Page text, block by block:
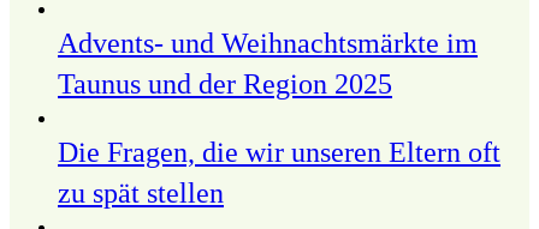
Advents- und Weihnachtsmärkte im
Taunus und der Region 2025
Die Fragen, die wir unseren Eltern oft
zu spät stellen